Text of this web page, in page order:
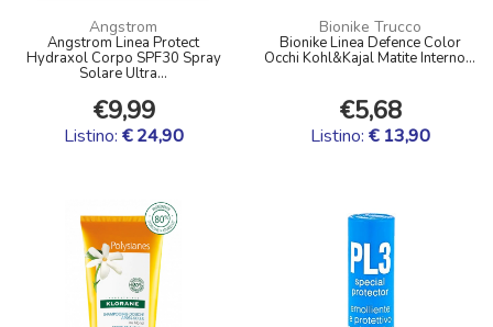
Angstrom
Angstrom Linea Protect
Hydraxol Corpo SPF30 Spray
Solare Ultra...
€9,99
Listino: € 24,90
Bionike Trucco
Bionike Linea Defence Color
Occhi Kohl&Kajal Matite Interno...
€5,68
Listino: € 13,90